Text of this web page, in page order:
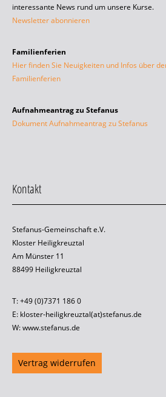
interessante News rund um unsere Kurse.
Newsletter abonnieren
Familienferien
Hier finden Sie Neuigkeiten und Infos über
Familienferien
Aufnahmeantrag zu Stefanus
Dokument Aufnahmeantrag zu Stefanus
Kontakt
Stefanus-Gemeinschaft e.V.
Kloster Heiligkreuztal
Am Münster 11
88499 Heiligkreuztal
T: +49 (0)7371 186 0
E: kloster-heiligkreuztal(at)stefanus.de
W: www.stefanus.de
Vertrag widerrufen